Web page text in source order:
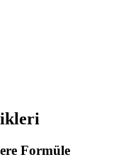
Nemlendirici
Formüle